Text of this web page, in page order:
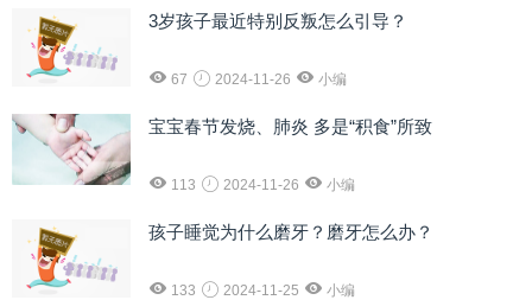
3岁孩子最近特别反叛怎么引导？
67 2024-11-26 小编
宝宝春节发烧、肺炎 多是“积食”所致
113 2024-11-26 小编
孩子睡觉为什么磨牙？磨牙怎么办？
133 2024-11-25 小编